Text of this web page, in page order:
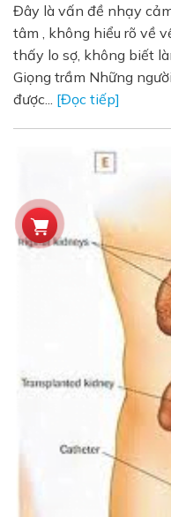
Đây là vấn đề nhạy
tâm , không hiểu rõ về
thấy lo sợ, không biết
Giọng trầm Những
được... [Đọc tiếp]